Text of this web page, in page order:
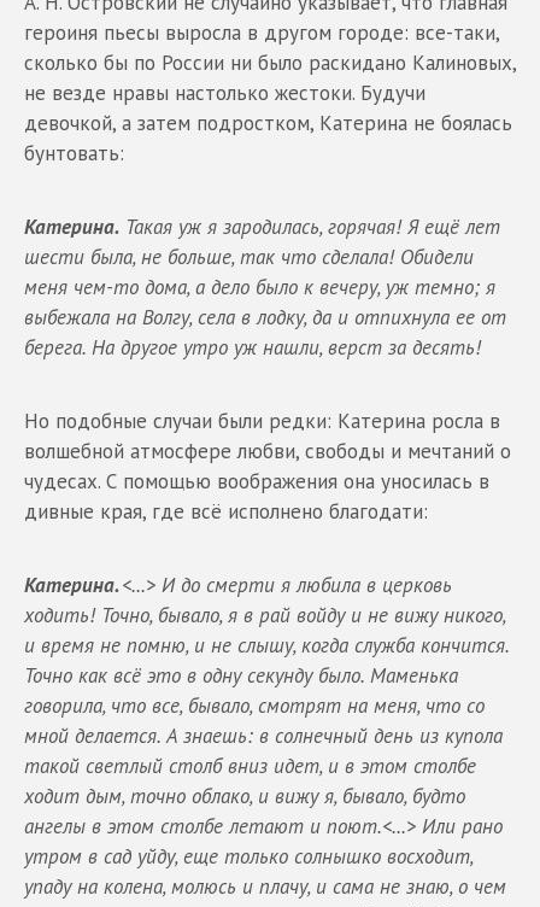
героиня пьесы выросла в другом городе: все-таки,
сколько бы по России ни было раскидано Калиновых,
не везде нравы настолько жестоки. Будучи
девочкой, а затем подростком, Катерина не боялась
бунтовать:
Катерина. Такая уж я зародилась, горячая! Я ещё лет
шести была, не больше, так что сделала! Обидели
меня чем-то дома, а дело было к вечеру, уж темно; я
выбежала на Волгу, села в лодку, да и отпихнула ее от
берега. На другое утро уж нашли, верст за десять!
Но подобные случаи были редки: Катерина росла в
волшебной атмосфере любви, свободы и мечтаний о
чудесах. С помощью воображения она уносилась в
дивные края, где всё исполнено благодати:
Катерина.<...> И до смерти я любила в церковь
ходить! Точно, бывало, я в рай войду и не вижу никого,
и время не помню, и не слышу, когда служба кончится.
Точно как всё это в одну секунду было. Маменька
говорила, что все, бывало, смотрят на меня, что со
мной делается. А знаешь: в солнечный день из купола
такой светлый столб вниз идет, и в этом столбе
ходит дым, точно облако, и вижу я, бывало, будто
ангелы в этом столбе летают и поют.<...> Или рано
утром в сад уйду, еще только солнышко восходит,
упаду на колена, молюсь и плачу, и сама не знаю, о чем